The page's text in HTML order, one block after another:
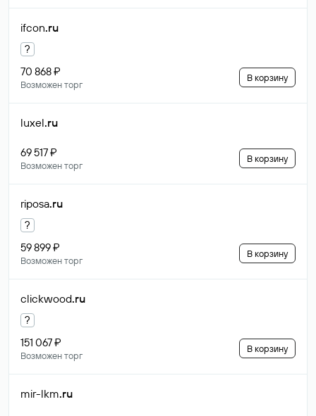
ifcon.ru
?
70 868 ₽
Возможен торг
В корзину
luxel.ru
69 517 ₽
Возможен торг
В корзину
riposa.ru
?
59 899 ₽
Возможен торг
В корзину
clickwood.ru
?
151 067 ₽
Возможен торг
В корзину
mir-lkm.ru